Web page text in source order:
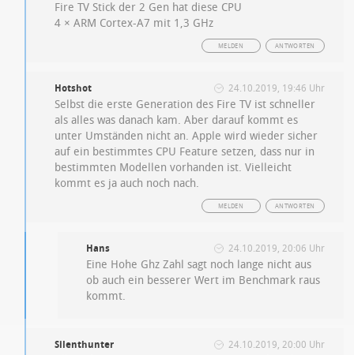
Fire TV Stick der 2 Gen hat diese CPU
4 × ARM Cortex-A7 mit 1,3 GHz
ANTWORTEN
MELDEN
Hotshot 24.10.2019, 19:46 Uhr
Selbst die erste Generation des Fire TV ist schneller
als alles was danach kam. Aber darauf kommt es
unter Umständen nicht an. Apple wird wieder sicher
auf ein bestimmtes CPU Feature setzen, dass nur in
bestimmten Modellen vorhanden ist. Vielleicht
kommt es ja auch noch nach.
ANTWORTEN
MELDEN
Hans 24.10.2019, 20:06 Uhr
Eine Hohe Ghz Zahl sagt noch lange nicht aus
ob auch ein besserer Wert im Benchmark raus
kommt.
Silenthunter 24.10.2019, 20:00 Uhr